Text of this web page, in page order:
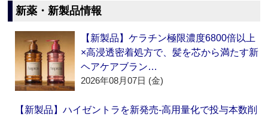
新薬・新製品情報
【新製品】ケラチン極限濃度6800倍以上
×高浸透密着処方で、髪を芯から満たす新
ヘアケアブラン…
2026年08月07日 (金)
【新製品】ハイゼントラを新発売‐高用量化で投与本数削